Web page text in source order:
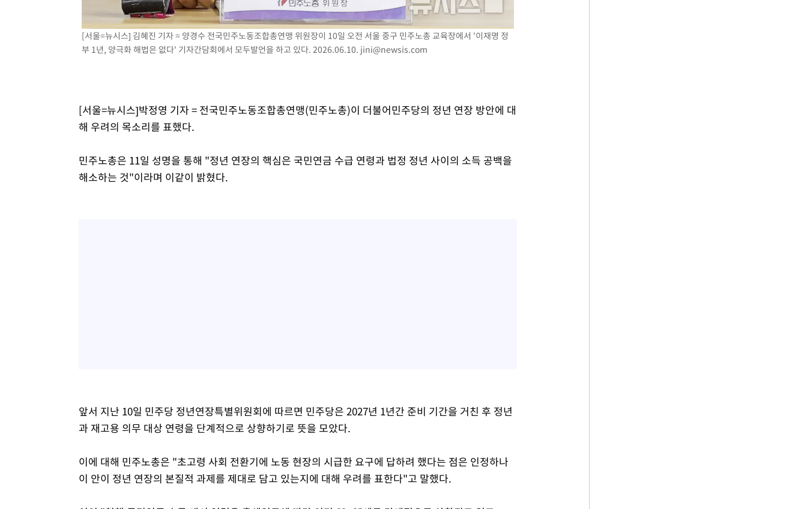
[서울=뉴시스] 김혜진 기자 = 양경수 전국민주노동조합총연맹 위원장이 10일 오전 서울 중구 민주노총 교육장에서 '이재명 정
부 1년, 양극화 해법은 없다' 기자간담회에서 모두발언을 하고 있다. 2026.06.10. jini@newsis.com
[서울=뉴시스]박정영 기자 = 전국민주노동조합총연맹(민주노총)이 더불어민주당의 정년 연장 방안에 대
해 우려의 목소리를 표했다.
민주노총은 11일 성명을 통해 "정년 연장의 핵심은 국민연금 수급 연령과 법정 정년 사이의 소득 공백을
해소하는 것"이라며 이같이 밝혔다.
앞서 지난 10일 민주당 정년연장특별위원회에 따르면 민주당은 2027년 1년간 준비 기간을 거친 후 정년
과 재고용 의무 대상 연령을 단계적으로 상향하기로 뜻을 모았다.
이에 대해 민주노총은 "초고령 사회 전환기에 노동 현장의 시급한 요구에 답하려 했다는 점은 인정하나
이 안이 정년 연장의 본질적 과제를 제대로 담고 있는지에 대해 우려를 표한다"고 말했다.